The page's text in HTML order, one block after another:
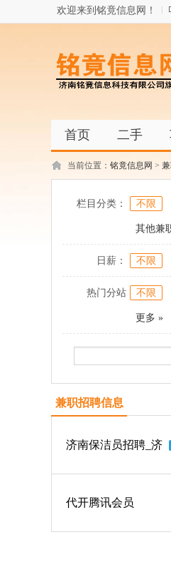
欢迎来到铭竟信息网！
首页 二手
当前位置： 铭竟信息网 >
栏目分类： 不限
其他兼
日薪： 不限
热门分站 不限
更多 »
兼职招聘信息
济南保洁员招聘_济
代开腾讯会员